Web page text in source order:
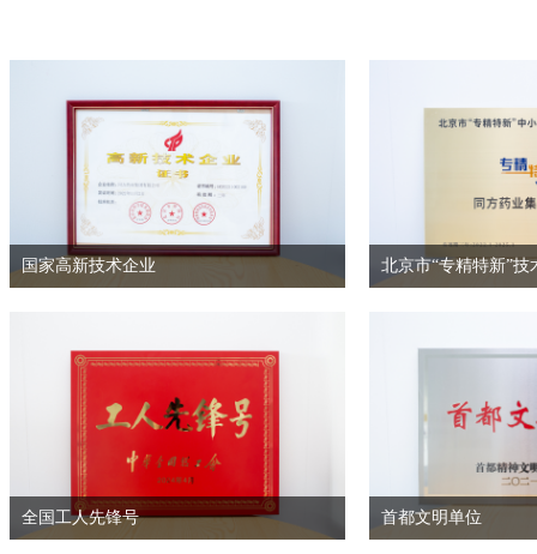
国家高新技术企业 北京市“专精特新”技
全国工人先锋号 首都文明单位